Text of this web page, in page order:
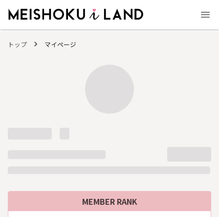
トップ マイページ
MEMBER RANK